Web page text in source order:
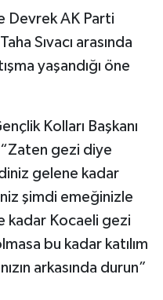
Devrek AK Parti
Sıvacı arasında
yaşandığı öne
Kolları Başkanı
“Zaten gezi diye
gelene kadar
şimdi emeğinizle
kadar Kocaeli gezi
bu kadar katılım
arkasında durun”